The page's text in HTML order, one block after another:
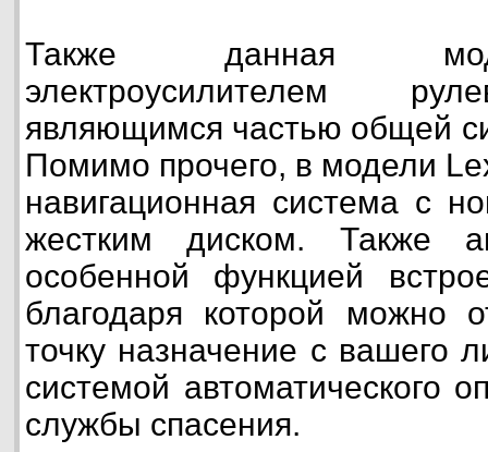
Также данная
электроусилителем
являющимся частью общей
Помимо прочего, в модели
навигационная система с
жестким диском. Также
особенной функцией
благодаря которой можно
точку назначение с вашего
системой автоматического
службы спасения.